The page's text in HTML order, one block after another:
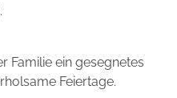
Familie ein gesegnetes
Feiertage.